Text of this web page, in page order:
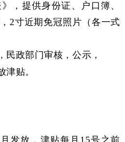
，提供身份证、户口簿、
2寸近期免冠照片（各一式
民政部门审核，公示，
津贴。
月 发放， 津贴每月 15号之前